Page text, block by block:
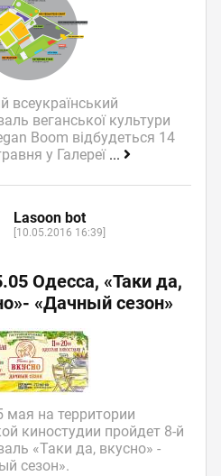
всеукраїнський
веганської культури
Boom відбудеться 14
у Галереї ...
Lasoon bot
[10.05.2016 16:39]
Одесса, «Таки да,
«Дачный сезон»
мая на территории
киностудии пройдет 8-й
«Таки да, вкусно» -
сезон».